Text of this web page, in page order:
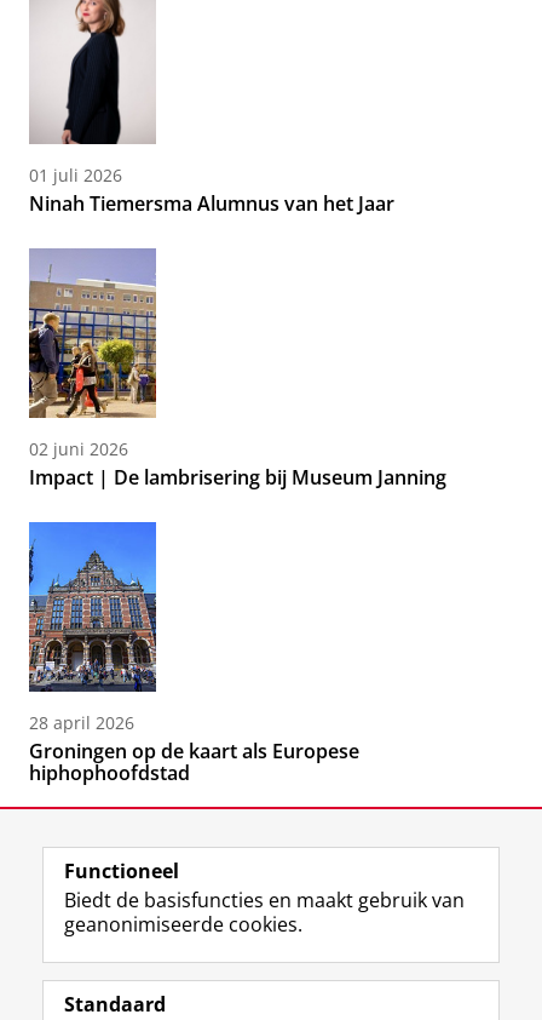
01 juli 2026
Ninah Tiemersma Alumnus van het Jaar
02 juni 2026
Impact | De lambrisering bij Museum Janning
28 april 2026
Groningen op de kaart als Europese
hiphophoofdstad
Volg de RUG
F
a
L
i
R
S
I
n
Y
o
Functioneel
Biedt de basisfuncties en maakt gebruik van
geanonimiseerde cookies.
Standaard